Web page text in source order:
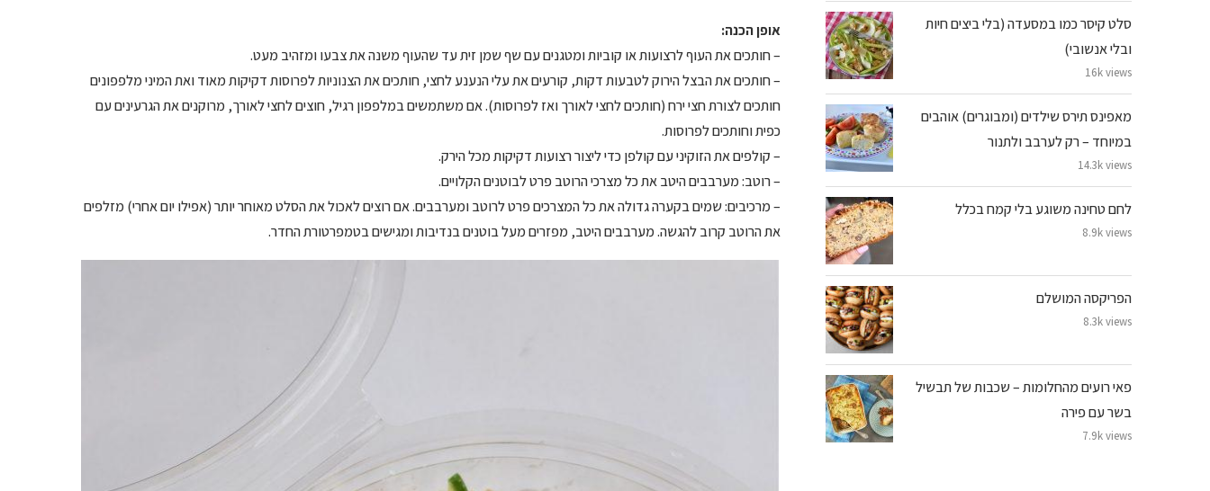
אופן הכנה:
– חותכים את העוף לרצועות או קוביות ומטגנים עם שף שמן זית עד שהעוף משנה את צבעו ומזהיב מעט.
– חותכים את הבצל הירוק לטבעות דקות, קורעים את עלי הנענע לחצי, חותכים את הצנוניות לפרוסות דקיקות מאוד ואת המיני מלפפונים
חותכים לצורת חצי ירח (חותכים לחצי לאורך ואז לפרוסות). אם משתמשים במלפפון רגיל, חוצים לחצי לאורך, מרוקנים את הגרעינים עם
כפית וחותכים לפרוסות.
– קולפים את הזוקיני עם קולפן כדי ליצור רצועות דקיקות מכל הירק.
– רוטב: מערבבים היטב את כל מצרכי הרוטב פרט לבוטנים הקלויים.
– מרכיבים: שמים בקערה גדולה את כל המצרכים פרט לרוטב ומערבבים. אם רוצים לאכול את הסלט מאוחר יותר (אפילו יום אחרי) מזלפים
את הרוטב קרוב להגשה. מערבבים היטב, מפזרים מעל בוטנים בנדיבות ומגישים בטמפרטורת החדר.
סלט קיסר כמו במסעדה (בלי ביצים חיות
ובלי אנשובי)
16k views
מאפינס תירס שילדים (ומבוגרים) אוהבים
במיוחד – רק לערבב ולתנור
14.3k views
לחם טחינה משוגע בלי קמח בכלל
8.9k views
הפריקסה המושלם
8.3k views
פאי רועים מהחלומות – שכבות של תבשיל
בשר עם פירה
7.9k views